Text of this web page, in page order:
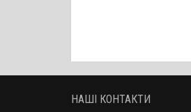
НАШІ КОНТАКТИ